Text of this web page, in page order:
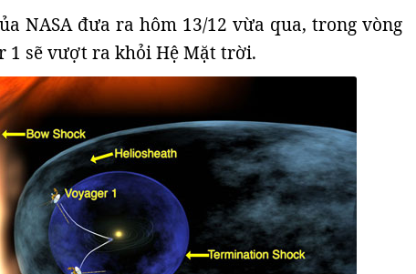
NASA đưa ra hôm 13/12 vừa qua, trong vòng
1 sẽ vượt ra khỏi Hệ Mặt trời.